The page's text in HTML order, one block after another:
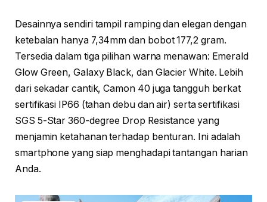
Desainnya sendiri tampil ramping dan elegan dengan
ketebalan hanya 7,34mm dan bobot 177,2 gram.
Tersedia dalam tiga pilihan warna menawan: Emerald
Glow Green, Galaxy Black, dan Glacier White. Lebih
dari sekadar cantik, Camon 40 juga tangguh berkat
sertifikasi IP66 (tahan debu dan air) serta sertifikasi
SGS 5-Star 360-degree Drop Resistance yang
menjamin ketahanan terhadap benturan. Ini adalah
smartphone yang siap menghadapi tantangan harian
Anda.